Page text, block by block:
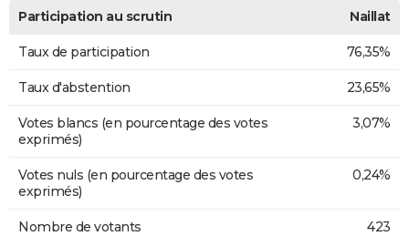
Participation au scrutin Naillat
Taux de participation 76,35%
Taux d'abstention 23,65%
Votes blancs (en pourcentage des votes
exprimés)
3,07%
Votes nuls (en pourcentage des votes
exprimés)
0,24%
Nombre de votants 423